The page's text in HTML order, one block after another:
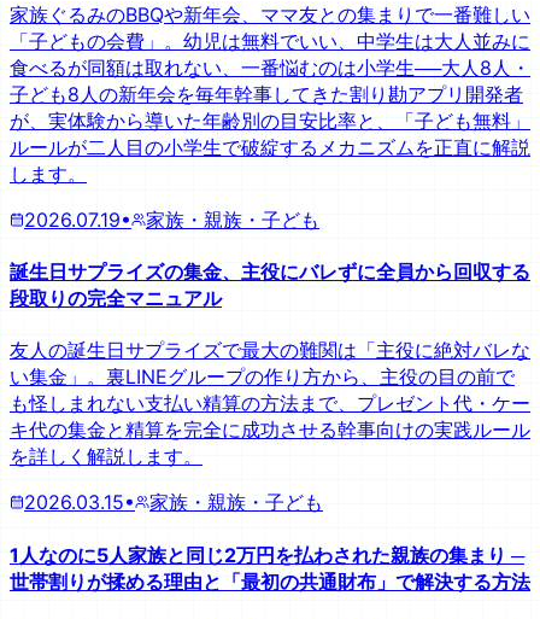
家族ぐるみのBBQや新年会、ママ友との集まりで一番難しい
「子どもの会費」。幼児は無料でいい、中学生は大人並みに
食べるが同額は取れない、一番悩むのは小学生──大人8人・
子ども8人の新年会を毎年幹事してきた割り勘アプリ開発者
が、実体験から導いた年齢別の目安比率と、「子ども無料」
ルールが二人目の小学生で破綻するメカニズムを正直に解説
します。
2026.07.19• 家族・親族・子ども
誕生日サプライズの集金、主役にバレずに全員から回収する
段取りの完全マニュアル
友人の誕生日サプライズで最大の難関は「主役に絶対バレな
い集金」。裏LINEグループの作り方から、主役の目の前で
も怪しまれない支払い精算の方法まで、プレゼント代・ケー
キ代の集金と精算を完全に成功させる幹事向けの実践ルール
を詳しく解説します。
2026.03.15• 家族・親族・子ども
1人なのに5人家族と同じ2万円を払わされた親族の集まり ─
世帯割りが揉める理由と「最初の共通財布」で解決する方法